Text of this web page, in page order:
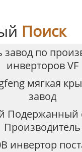
Поиск
завод по
инверторов VF
мягкая
завод
Подержанный
Производитель
инвертор